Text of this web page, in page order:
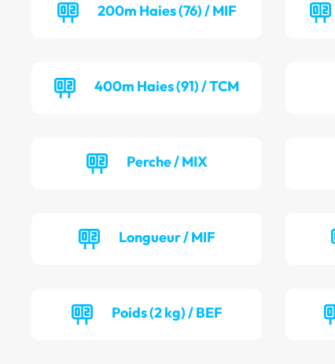
200m Haies (76) / MIF
400m Haies (91) / TCM
Perche / MIX
Longueur / MIF
Poids (2 kg) / BEF